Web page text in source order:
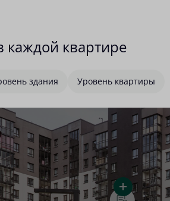
квартире
здания Уровень квартиры